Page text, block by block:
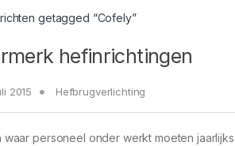
getagged “Cofely”
hefinrichtingen
2015 Hefbrugverlichting
waar personeel onder werkt moeten